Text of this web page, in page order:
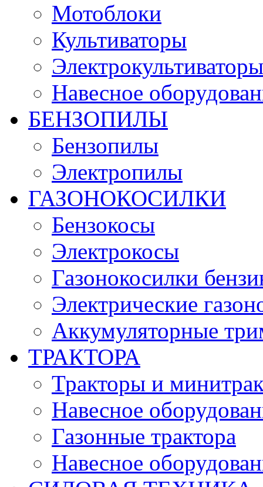
Мотоблоки
Культиваторы
Электрокультиваторы
Навесное
БЕНЗОПИЛЫ
Бензопилы
Электропилы
ГАЗОНОКОСИЛКИ
Бензокосы
Электрокосы
Газонокосилки
Электрические
Аккумуляторные
ТРАКТОРА
Тракторы и
Навесное
Газонные трактора
Навесное